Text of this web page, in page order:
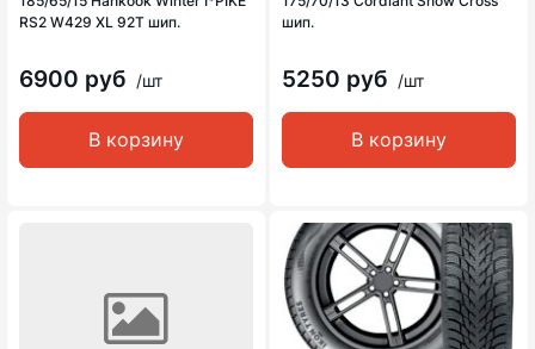
RS2 W429 XL 92T шип.
6900 руб /шт
В корзину
шип.
5250 руб /шт
В корзину